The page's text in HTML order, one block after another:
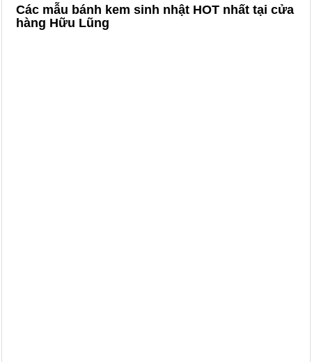
Các mẫu bánh kem sinh nhật HOT nhất tại cửa
hàng Hữu Lũng